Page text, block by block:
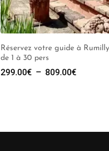
Réservez votre guide à
de 1 à 30 pers
299.00€ – 809.00€